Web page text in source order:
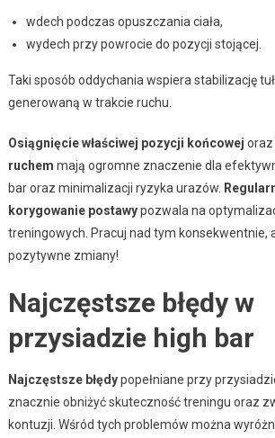
wdech podczas opuszczania ciała,
wydech przy powrocie do pozycji stojącej.
Taki sposób oddychania wspiera stabilizację
generowaną w trakcie ruchu.
Osiągnięcie właściwej pozycji końcowej oraz
ruchem mają ogromne znaczenie dla
bar oraz minimalizacji ryzyka urazów.
korygowanie postawypozwala na
treningowych. Pracuj nad tym konsekwentnie,
pozytywne zmiany!
Najczęstsze błędy w
przysiadzie high bar
Najczęstsze błędypopełniane przy
znacznie obniżyć skuteczność treningu oraz
kontuzji. Wśród tych problemów można